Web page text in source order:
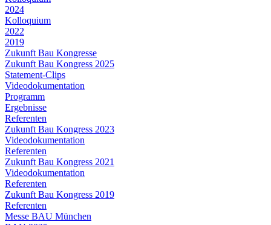
2024
Kolloquium
2022
2019
Zukunft Bau Kongresse
Zukunft Bau Kongress 2025
Statement-Clips
Videodokumentation
Programm
Ergebnisse
Referenten
Zukunft Bau Kongress 2023
Videodokumentation
Referenten
Zukunft Bau Kongress 2021
Videodokumentation
Referenten
Zukunft Bau Kongress 2019
Referenten
Messe BAU München